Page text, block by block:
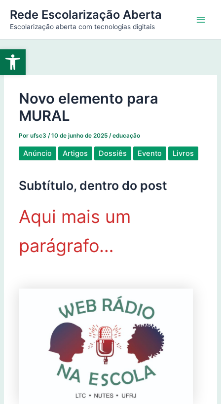
Abrir a barra de ferramentas
para
conteúdo
Rede Escolarização Aberta
Escolarização aberta com tecnologias digitais
Novo elemento para
MURAL
Por ufsc3 /10 de junho de 2025 /educação
Anúncio Artigos Dossiês Evento Livros
Subtítulo, dentro do post
Aqui mais um
parágrafo…